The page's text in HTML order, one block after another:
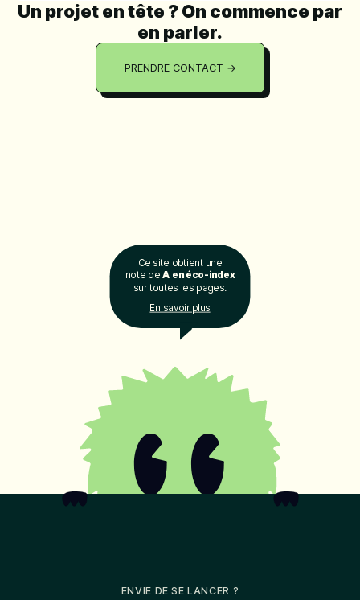
Un projet en tête ? On commence par
en parler.
PRENDRE CONTACT →
Ce site obtient une
note deA en éco-index
sur toutes les pages.
En savoir plus
ENVIE DE SE LANCER ?